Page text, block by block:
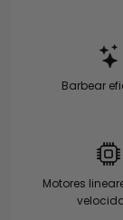
Barbear
Motores